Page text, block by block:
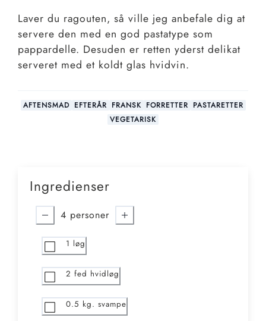
Laver du ragouten, så ville jeg anbefale dig at
servere den med en god pastatype som
pappardelle. Desuden er retten yderst delikat
serveret med et koldt glas hvidvin.
AFTENSMAD EFTERÅR FRANSK FORRETTER PASTARETTER
VEGETARISK
Ingredienser
4 personer
1 løg
2 fed hvidløg
0.5 kg. svampe